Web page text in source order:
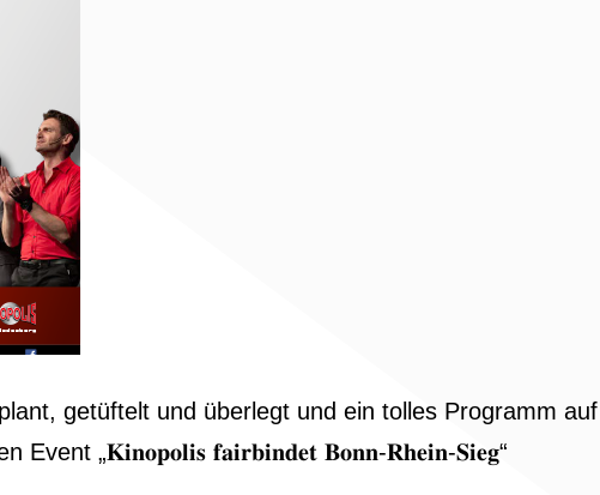
getüftelt und überlegt und ein tolles Programm auf
„𝐊𝐢𝐧𝐨𝐩𝐨𝐥𝐢𝐬 𝐟𝐚𝐢𝐫𝐛𝐢𝐧𝐝𝐞𝐭 𝐁𝐨𝐧𝐧-𝐑𝐡𝐞𝐢𝐧-𝐒𝐢𝐞𝐠“